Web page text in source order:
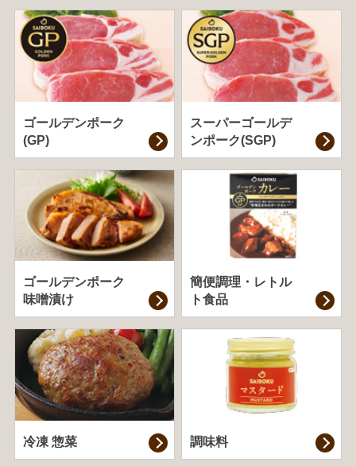
ゴールデンポーク
(GP)
スーパーゴールデ
ンポーク(SGP)
ゴールデンポーク
味噌漬け
簡便調理・ レトル
ト食品
冷凍 惣菜 調味料